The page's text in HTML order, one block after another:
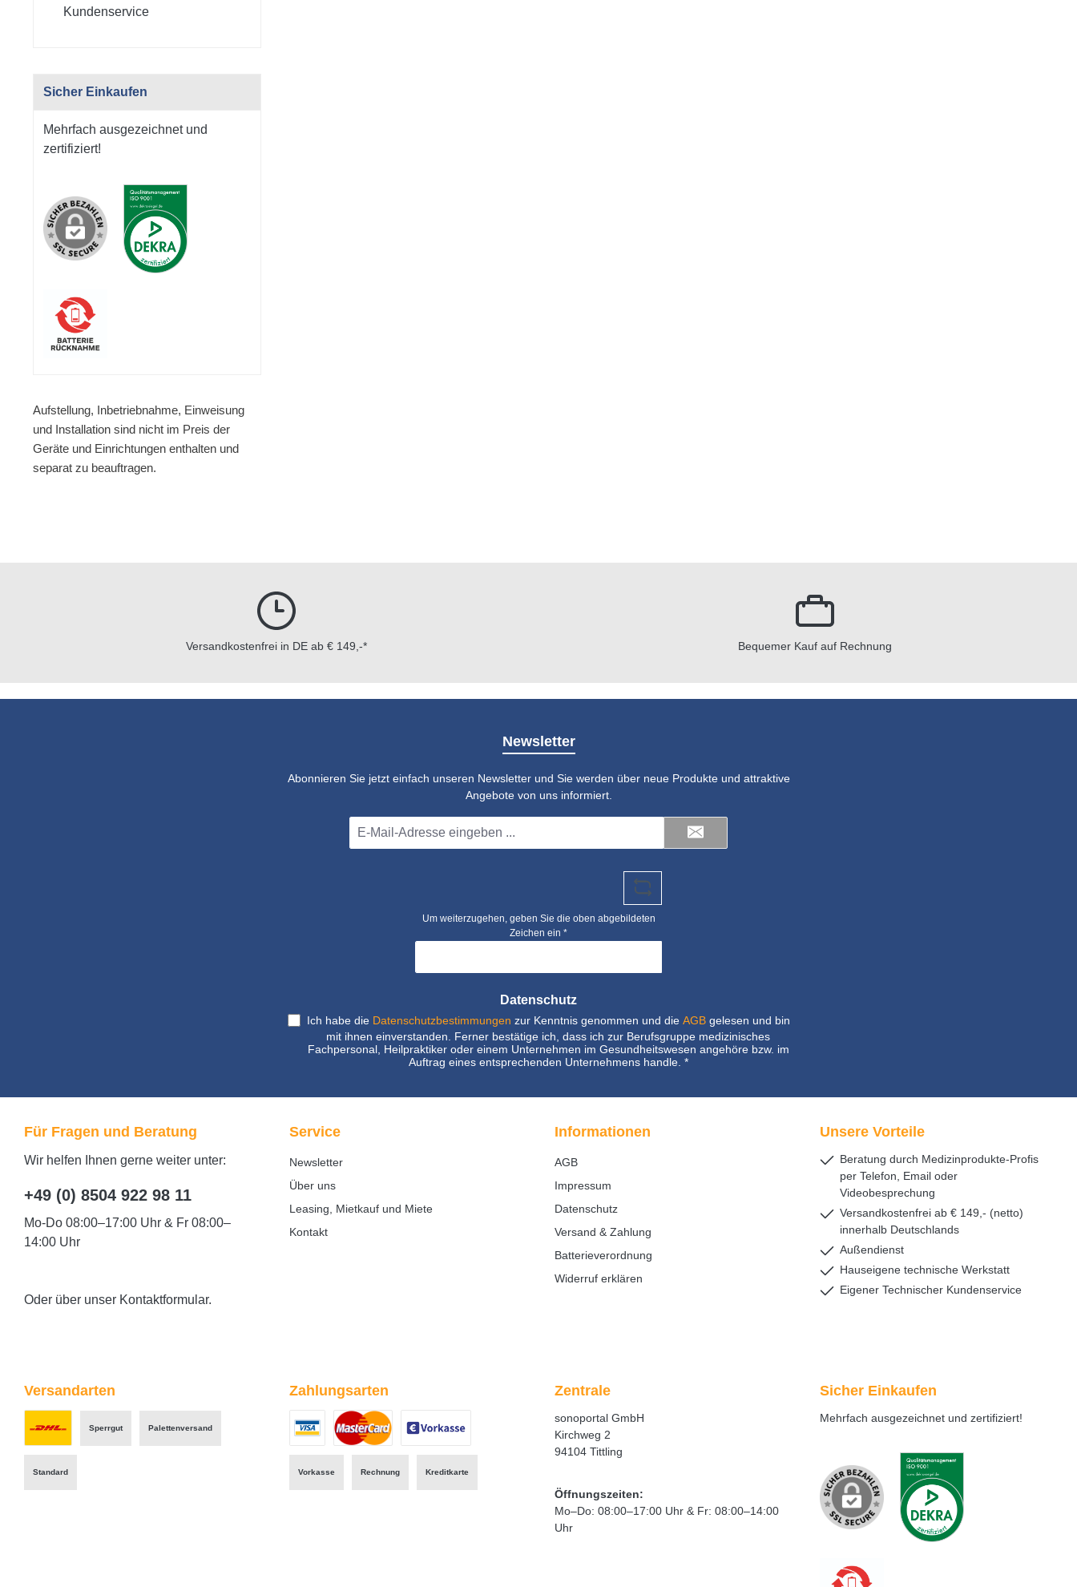
Kundenservice
Sicher Einkaufen
Mehrfach ausgezeichnet und
zertifiziert!
Aufstellung, Inbetriebnahme, Einweisung
und Installation sind nicht im Preis der
Geräte und Einrichtungen enthalten und
separat zu beauftragen.
Versandkostenfrei in DE ab € 149,-* Bequemer Kauf auf Rechnung
Newsletter
Abonnieren Sie jetzt einfach unseren Newsletter und Sie werden über neue Produkte und attraktive
Angebote von uns informiert.
Mail-
Um weiterzugehen, geben Sie die oben abgebildeten
Zeichen ein *
Datenschutz
Ich habe die Datenschutzbestimmungen zur Kenntnis genommen und die AGBgelesen und bin
mit ihnen einverstanden. Ferner bestätige ich, dass ich zur Berufsgruppe medizinisches
Fachpersonal, Heilpraktiker oder einem Unternehmen im Gesundheitswesen angehöre bzw. im
Auftrag eines entsprechenden Unternehmens handle. *
Für Fragen und Beratung
Wir helfen Ihnen gerne weiter unter:
+49 (0) 8504 922 98 11
Mo-Do 08:00–17:00 Uhr & Fr 08:00–
14:00 Uhr
Oder über unser Kontaktformular.
Unsere Vorteile
Beratung durch Medizinprodukte-Profis
per Telefon, Email oder
Videobesprechung
Versandkostenfrei ab € 149,- (netto)
innerhalb Deutschlands
Außendienst
Hauseigene technische Werkstatt
Eigener Technischer Kundenservice
Zentrale
sonoportal GmbH
Kirchweg 2
94104 Tittling
Öffnungszeiten:
Mo–Do: 08:00–17:00 Uhr & Fr: 08:00–14:00
Uhr
Sicher Einkaufen
Mehrfach ausgezeichnet und zertifiziert!
Service
Newsletter
Über uns
Leasing, Mietkauf und Miete
Kontakt
Informationen
AGB
Impressum
Datenschutz
Versand & Zahlung
Batterieverordnung
Widerruf erklären
Versandarten
Standard
Sperrgut Palettenversand
Zahlungsarten
Vorkasse Rechnung Kreditkarte